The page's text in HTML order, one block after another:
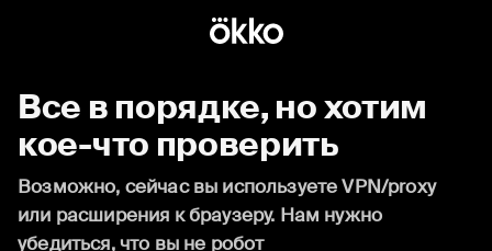
Все в порядке, но хотим
кое-что проверить
Возможно, сейчас вы используете VPN/proxy
или расширения к браузеру. Нам нужно
убедиться, что вы не робот